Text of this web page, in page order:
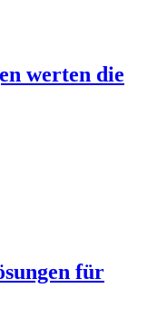
werten die
für